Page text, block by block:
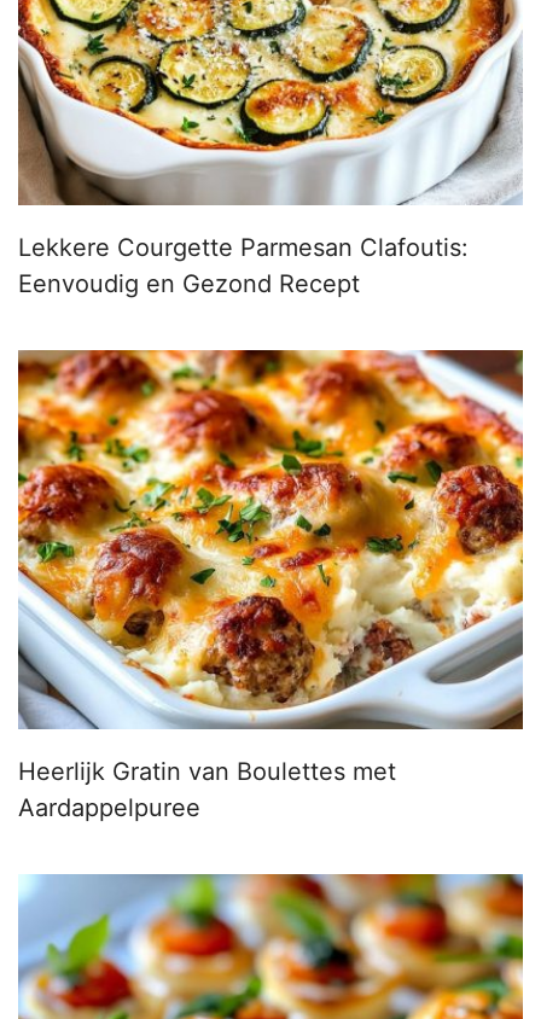
Lekkere Courgette Parmesan Clafoutis:
Eenvoudig en Gezond Recept
Heerlijk Gratin van Boulettes met
Aardappelpuree